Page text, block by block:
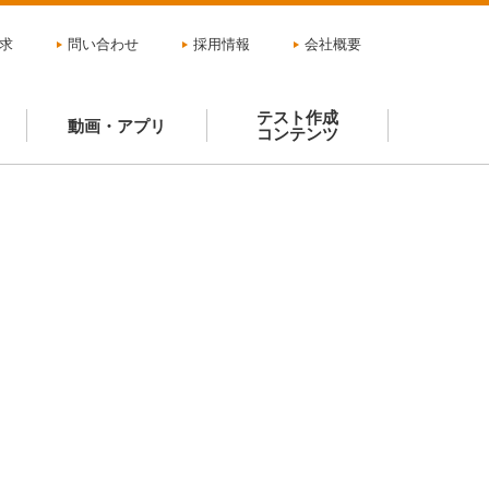
問い合わせ 採用情報 会社概要
動画・アプリ
テスト作成
コンテンツ